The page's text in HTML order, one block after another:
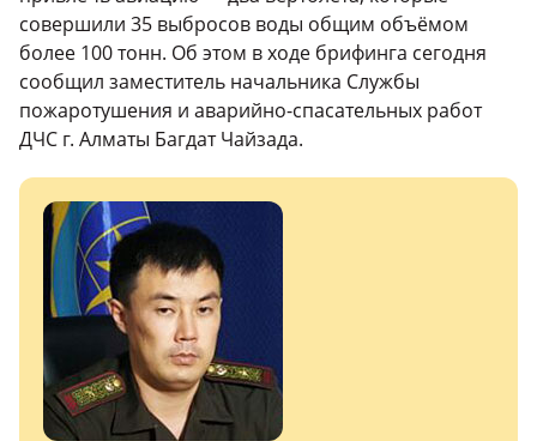
совершили 35 выбросов воды общим объёмом
более 100 тонн. Об этом в ходе брифинга сегодня
сообщил заместитель начальника Службы
пожаротушения и аварийно-спасательных работ
ДЧС г. Алматы Багдат Чайзада.